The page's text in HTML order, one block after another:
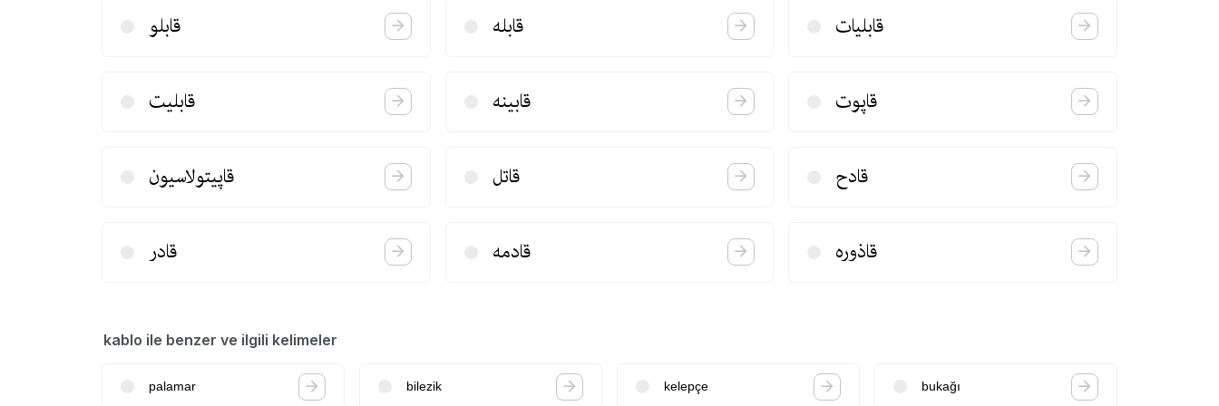
قابلو قابله قابلیات
قابلیت قابینه قاپوت
قاپیتولاسیون قاتل قادح
قادر قادمه قاذوره
kablo ile benzer ve ilgili kelimeler
palamar bilezik kelepçe bukağı